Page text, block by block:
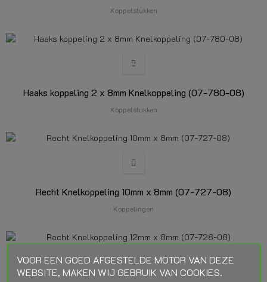
Koppelstukken
Haaks koppeling 2 x 8mm Knelkoppeling (07-780-08)
Koppelstukken
Recht Knelkoppeling 10mm x 8mm (07-727-08)
Koppelingen
VOOR EEN GOED AFGESTELDE MOTOR VAN DEZE
WEBSITE, MAKEN WIJ GEBRUIK VAN COOKIES.